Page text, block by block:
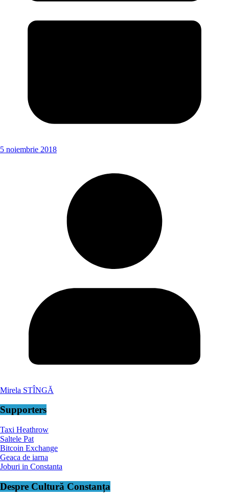
5 noiembrie 2018
Mirela STÎNGĂ
Supporters
Taxi Heathrow
Saltele Pat
Bitcoin Exchange
Geaca de iarna
Joburi in Constanta
Despre Cultură Constanța